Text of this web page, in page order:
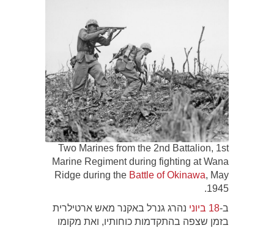
Two Marines from the 2nd Battalion, 1st
Marine Regiment during fighting at Wana
Ridge during theBattle of Okinawa, May
1945.
נהרג גנרל באקנר מאש ארטילרית
בזמן שצפה בהתקדמות כוחותיו, ואת מקומו